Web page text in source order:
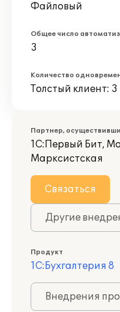
Файловый
Общее число
3
Количество
Толстый клиент: 3
Партнер,
1С:Первый Бит,
Марксистская
Связаться
Другие
Продукт
1С:Бухгалтерия 8
Внедрения